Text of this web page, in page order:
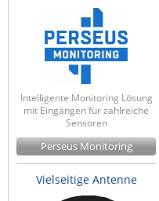
Kramer Electronics
KVM TEC
LigoWave
Milesight
Moxa
Netio
Intelligente Monitoring Lösung
mit Eingängen für zahlreiche
Sensoren
Perseus Monitoring
Vielseitige Antenne